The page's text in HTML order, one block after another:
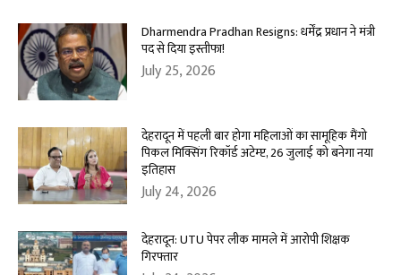
Dharmendra Pradhan Resigns: धर्मेंद्र प्रधान ने मंत्री
पद से दिया इस्तीफा!
July 25, 2026
देहरादून में पहली बार होगा महिलाओं का सामूहिक मैंगो
पिकल मिक्सिंग रिकॉर्ड अटेम्प्ट, 26 जुलाई को बनेगा नया
इतिहास
July 24, 2026
देहरादून: UTU पेपर लीक मामले में आरोपी शिक्षक
गिरफ्तार